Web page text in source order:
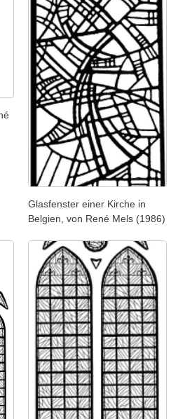
Glasfenster einer Kirche in
Belgien, von René Mels (1986)